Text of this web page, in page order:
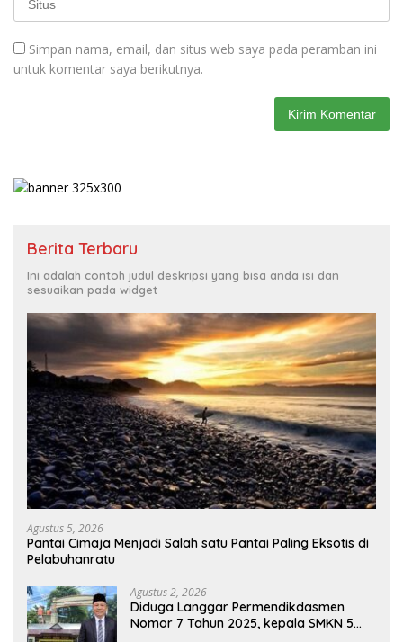
Simpan nama, email, dan situs web saya pada peramban ini
untuk komentar saya berikutnya.
Berita Terbaru
Ini adalah contoh judul deskripsi yang bisa anda isi dan
sesuaikan pada widget
Agustus 5, 2026
Pantai Cimaja Menjadi Salah satu Pantai Paling Eksotis di
Pelabuhanratu
Agustus 2, 2026
Diduga Langgar Permendikdasmen
Nomor 7 Tahun 2025, kepala SMKN 5